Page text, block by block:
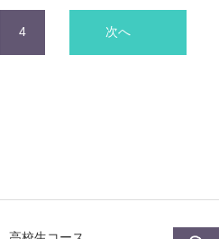
4 次へ